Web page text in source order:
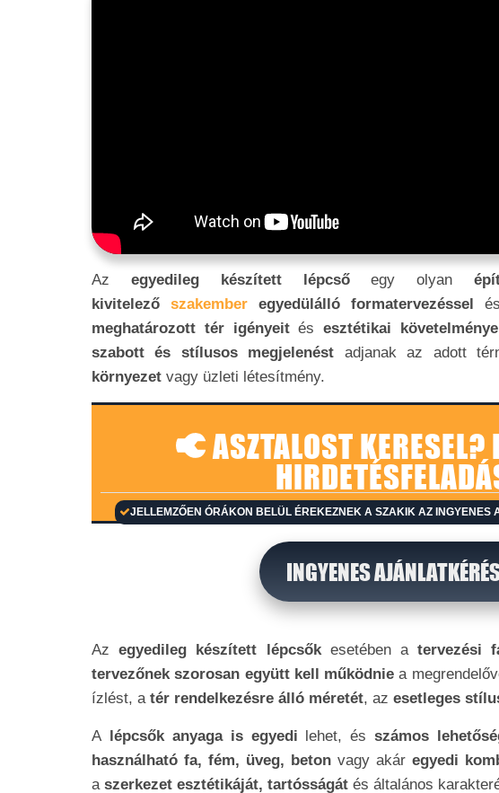
Az egyedileg készített lépcsőegy olyan
kivitelezőszakemberegyedülálló formatervezéssel
meghatározott tér igényeitésesztétikai
szabott és stílusos megjelenést adjanak az adott
környezet vagy üzleti létesítmény.
ASZTALOST KERESEL?
JELLEMZŐEN ÓRÁKON BELÜL ÉREKEZNEK A SZAKIK AZ INGYENES
INGYENES
Az egyedileg készített lépcsőkesetében atervezési
tervezőnek szorosan együtt kell működnie a
ízlést, a tér rendelkezésre álló méretét, az esetleges
A lépcsők anyaga is egyedi lehet, és számos
használható fa, fém, üveg, betonvagy akáregyedi
aszerkezet esztétikáját, tartósságát és általános